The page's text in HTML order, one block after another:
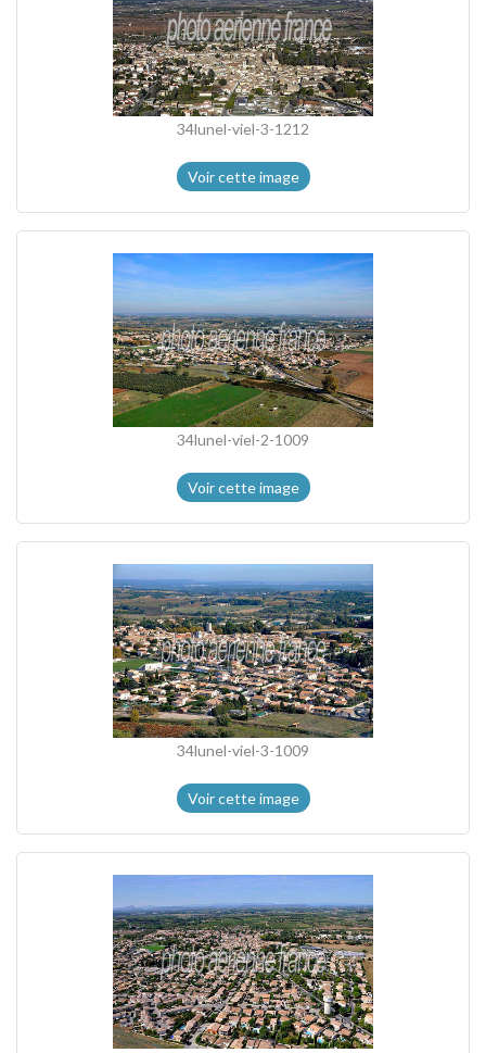
34lunel-viel-3-1212
Voir cette image
34lunel-viel-2-1009
Voir cette image
34lunel-viel-3-1009
Voir cette image